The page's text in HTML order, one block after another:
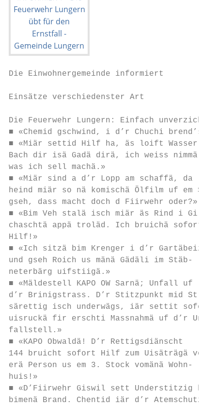
Die Einwohnergemeinde informiert
Einsätze verschiedenster Art
Die Feuerwehr Lungern: Einfach
■ «Chemid gschwind, i d’r Chuchi brend’s»
■ «Miär settid Hilf ha, äs loift Wasser vom
Bach dir isä Gadä dirä, ich weiss nimmä
was ich sell machä.»
■ «Miär sind a d’r Lopp am schaffä, da
heind miär so nä komischä Ölfilm uf em See
gseh, dass macht doch d Fiirwehr oder?»
■ «Bim Veh stalä isch miär äs Rind i Gillä-
chaschtä appä troläd. Ich bruichä sofort
Hilf!»
■ «Ich sitzä bim Krenger i d’r Gartäbeiz
und gseh Roich us mänä Gädäli im Stäb-
neterbärg uifstiigä.»
■ «Mäldestell KAPO OW Sarnä; Unfall uf
d’r Brinigstrass. D’r Stitzpunkt mid Stras-
särettig isch underwägs, iär settit sofort
uisruckä fir erschti Massnahmä uf d’r Un-
fallstell.»
■ «KAPO Obwaldä! D’r Rettigsdiänscht
144 bruicht sofort Hilf zum Uisäträgä von-
erä Person us em 3. Stock vomänä Wohn-
huis!»
■ «D’Fiirwehr Giswil sett Understitzig
bimenä Brand. Chentid iär d’r Atemschutz